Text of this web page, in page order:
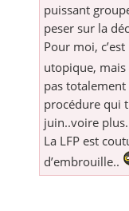
puissant
peser sur la
Pour moi,
utopique,
pas totalement
procédure qui
juin..voire
La LFP est
d’embrouille..